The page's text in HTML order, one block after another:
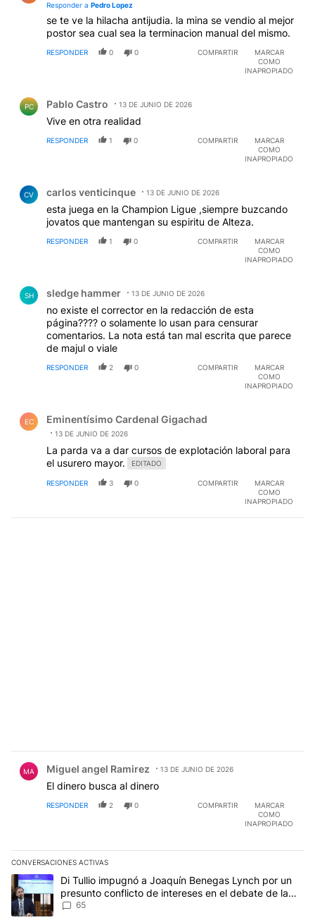
Responder a Pedro Lopez
se te ve la hilacha antijudia. la mina se vendio al mejor
postor sea cual sea la terminacion manual del mismo.
RESPONDER 0 0 COMPARTIR
MARCAR
COMO
INAPROPIADO
PC Pablo Castro 13 DE JUNIO DE 2026
Vive en otra realidad
RESPONDER 1 0 COMPARTIR
MARCAR
COMO
INAPROPIADO
CV carlos venticinque 13 DE JUNIO DE 2026
esta juega en la Champion Ligue ,siempre buzcando
jovatos que mantengan su espiritu de Alteza.
RESPONDER 1 0 COMPARTIR
MARCAR
COMO
INAPROPIADO
SH sledge hammer 13 DE JUNIO DE 2026
no existe el corrector en la redacción de esta
página???? o solamente lo usan para censurar
comentarios. La nota está tan mal escrita que parece
de majul o viale
RESPONDER 2 0 COMPARTIR
MARCAR
COMO
INAPROPIADO
EC Eminentísimo Cardenal Gigachad
13 DE JUNIO DE 2026
La parda va a dar cursos de explotación laboral para
el usurero mayor.
EDITADO
RESPONDER 3 0 COMPARTIR
MARCAR
COMO
INAPROPIADO
MA Miguel angel Ramirez 13 DE JUNIO DE 2026
El dinero busca al dinero
RESPONDER 2 0 COMPARTIR
MARCAR
COMO
INAPROPIADO
CONVERSACIONES ACTIVAS
Este listado muestra los artículos con más comentarios en los
Un artículo de tendencia con el título "Di Tullio impugnó a
Di Tullio impugnó a Joaquín Benegas Lynch por un
presunto conflicto de intereses en el debate de la
Ley de Tierras
65